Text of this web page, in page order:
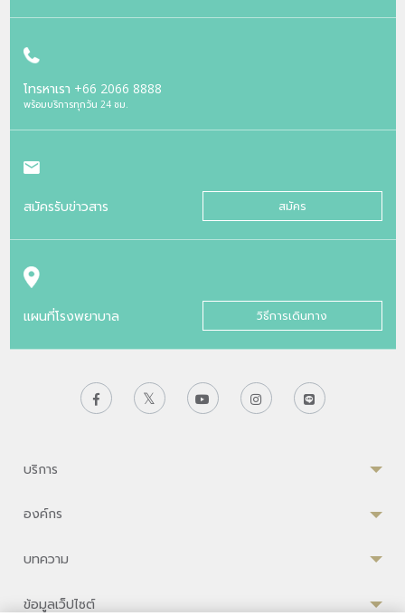
โทรหาเรา +66 2066 8888
พร้อมบริการทุกวัน 24 ชม.
สมัครรับข่าวสาร สมัคร
แผนที่โรงพยาบาล วิธีการเดินทาง
บริการ
องค์กร
บทความ
ข้อมูลเว็ปไซต์